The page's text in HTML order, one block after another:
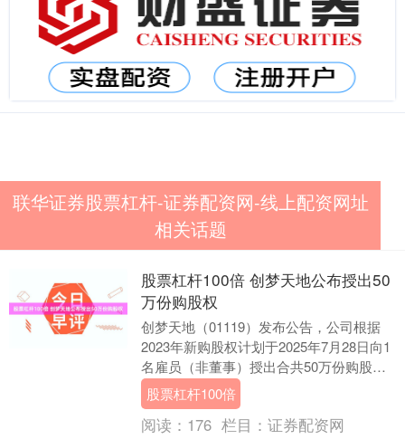
联华证券股票杠杆-证券配资网-线上配资网址
相关话题
股票杠杆100倍 创梦天地公布授出50
万份购股权
创梦天地（01119）发布公告，公司根据
2023年新购股权计划于2025年7月28日向1
名雇员（非董事）授出合共50万份购股权
（获授予购股权的承授人有权就每份购....
股票杠杆100倍
阅读： 176 栏目： 证券配资网